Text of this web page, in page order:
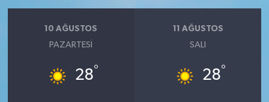
10 AĞUSTOS
PAZARTESI
28°
11 AĞUSTOS
SALI
28°